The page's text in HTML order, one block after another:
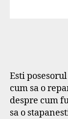
Esti
cum sa o
despre cum
sa o